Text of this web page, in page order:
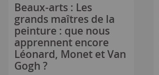
Beaux-arts : Les
grands maîtres de la
peinture : que nous
apprennent encore
Léonard, Monet et Van
Gogh ?